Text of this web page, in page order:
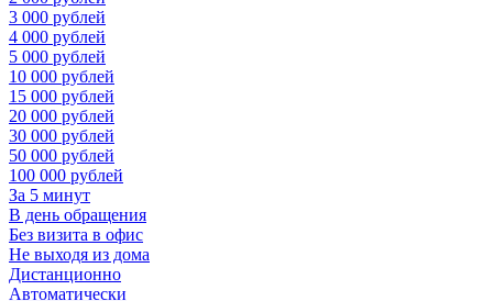
3 000 рублей
4 000 рублей
5 000 рублей
10 000 рублей
15 000 рублей
20 000 рублей
30 000 рублей
50 000 рублей
100 000 рублей
За 5 минут
В день обращения
Без визита в офис
Не выходя из дома
Дистанционно
Автоматически